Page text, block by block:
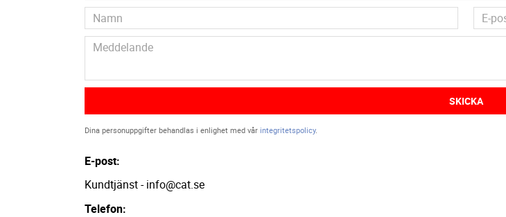
SKICKA
Dina personuppgifter behandlas i enlighet med vår integritetspolicy.
E-post:
Kundtjänst - info@cat.se
Telefon: